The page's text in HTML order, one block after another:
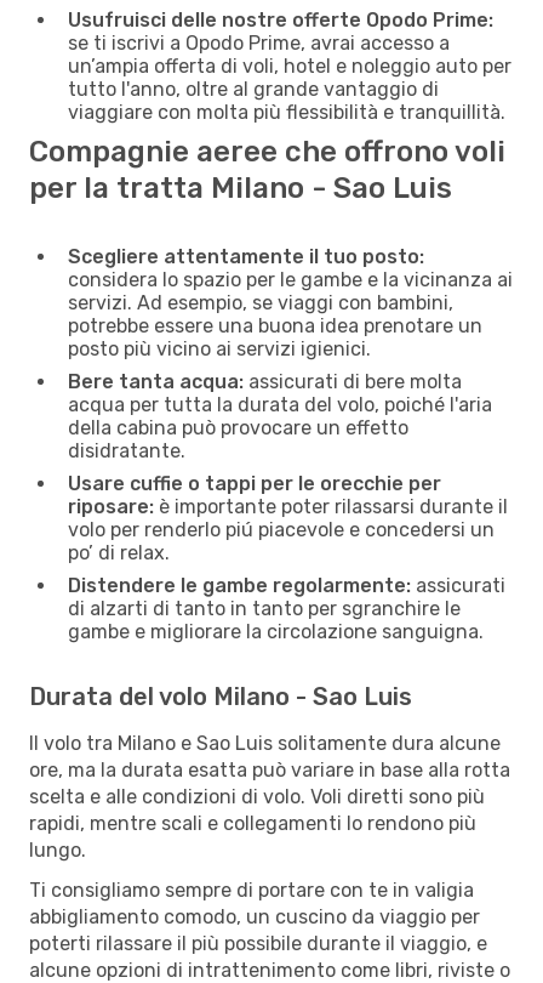
Usufruisci delle nostre offerte Opodo Prime:
se ti iscrivi a Opodo Prime, avrai accesso a
un’ampia offerta di voli, hotel e noleggio auto per
tutto l'anno, oltre al grande vantaggio di
viaggiare con molta più flessibilità e tranquillità.
Compagnie aeree che offrono voli
per la tratta Milano - Sao Luis
Scegliere attentamente il tuo posto:
considera lo spazio per le gambe e la vicinanza ai
servizi. Ad esempio, se viaggi con bambini,
potrebbe essere una buona idea prenotare un
posto più vicino ai servizi igienici.
Bere tanta acqua: assicurati di bere molta
acqua per tutta la durata del volo, poiché l'aria
della cabina può provocare un effetto
disidratante.
Usare cuffie o tappi per le orecchie per
riposare: è importante poter rilassarsi durante il
volo per renderlo piú piacevole e concedersi un
po’ di relax.
Distendere le gambe regolarmente: assicurati
di alzarti di tanto in tanto per sgranchire le
gambe e migliorare la circolazione sanguigna.
Durata del volo Milano - Sao Luis
Il volo tra Milano e Sao Luis solitamente dura alcune
ore, ma la durata esatta può variare in base alla rotta
scelta e alle condizioni di volo. Voli diretti sono più
rapidi, mentre scali e collegamenti lo rendono più
lungo.
Ti consigliamo sempre di portare con te in valigia
abbigliamento comodo, un cuscino da viaggio per
poterti rilassare il più possibile durante il viaggio, e
alcune opzioni di intrattenimento come libri, riviste o